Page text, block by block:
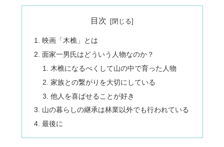
目次
映画「木樵」とは
面家一男氏はどういう人物なのか？
木樵になるべくして山の中で育った人物
家族との繋がりを大切にしている
他人を喜ばせることが好き
山の暮らしの継承は林業以外でも行われている
最後に